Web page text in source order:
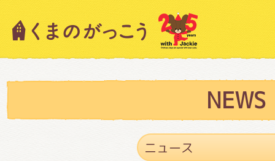
NEWS
キャラクター紹介
スタッフブログ